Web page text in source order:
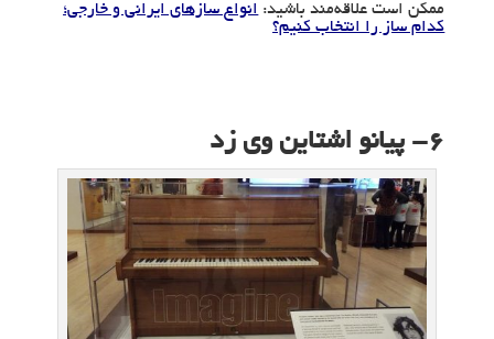
ممکن است علاقه‌مند باشید:انواع سازهای ایرانی و خارجی؛
کدام ساز را انتخاب کنیم؟
۶- پیانو اشتاین وی زد